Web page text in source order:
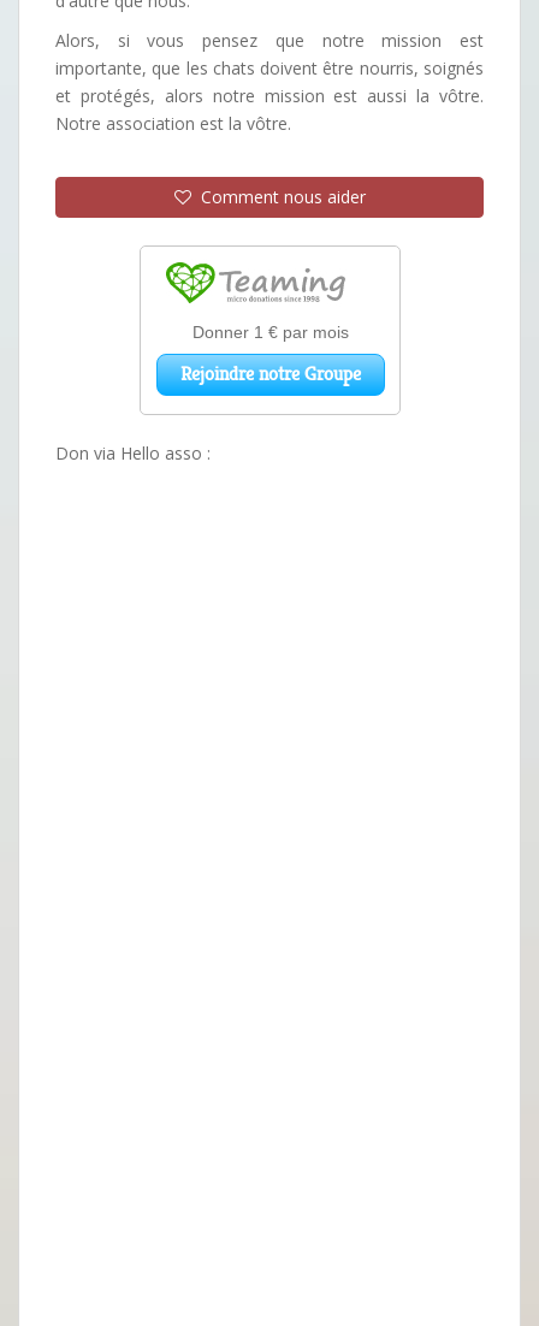
Alors, si vous pensez que notre mission est
importante, que les chats doivent être nourris, soignés
et protégés, alors notre mission est aussi la vôtre.
Notre association est la vôtre.
Comment nous aider
Don via Hello asso :